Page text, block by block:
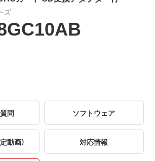
ズ
問 ソフトウェア
動画） 対応情報